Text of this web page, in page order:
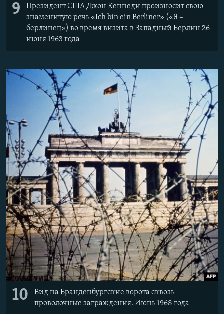
9
Президент США Джон Кеннеди произносит свою
знаменитую речь «Ich bin ein Berliner» («Я –
берлинец») во время визита в Западный Берлин 26
июня 1963 года
10
Вид на Бранденбургские ворота сквозь
проволочные заграждения. Июнь 1968 года